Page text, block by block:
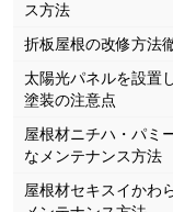
ス方法
折板屋根の改修方法
太陽光パネルを設置
塗装の注意点
屋根材ニチハ・パミ
なメンテナンス方法
屋根材セキスイかわ